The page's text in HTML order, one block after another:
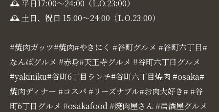
🕰 平日17:00〜24:00（L.O.23:00）
🕰 土日、祝日 15:00〜24:00（L.O.23:00）
#焼肉ガッツ#焼肉#やきにく #谷町グルメ #谷町六丁目#
なんばグルメ #赤身#天王寺グルメ #谷町六丁目グルメ
#yakiniku#谷町6丁目ランチ#谷町六丁目焼肉 #osaka#
焼肉ディナー #コスパ #リーズナブル#お肉大好き# #谷
町6丁目グルメ #osakafood #焼肉屋さん #居酒屋グルメ